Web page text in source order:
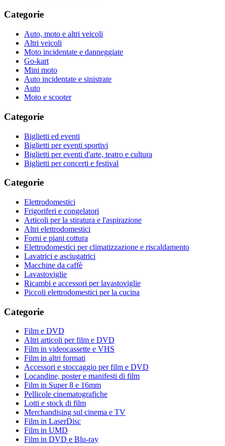
Categorie
Auto, moto e altri veicoli
Altri veicoli
Moto incidentate e danneggiate
Go-kart
Mini moto
Auto incidentate e sinistrate
Auto
Moto e scooter
Categorie
Biglietti ed eventi
Biglietti per eventi sportivi
Biglietti per eventi d'arte, teatro e cultura
Biglietti per concerti e festival
Categorie
Elettrodomestici
Frigoriferi e congelatori
Articoli per la stiratura e l'aspirazione
Altri elettrodomestici
Forni e piani cottura
Elettrodomestici per climatizzazione e riscaldamento
Lavatrici e asciugatrici
Macchine da caffè
Lavastoviglie
Ricambi e accessori per lavastoviglie
Piccoli elettrodomestici per la cucina
Categorie
Film e DVD
Altri articoli per film e DVD
Film in videocassette e VHS
Film in altri formati
Accessori e stoccaggio per film e DVD
Locandine, poster e manifesti di film
Film in Super 8 e 16mm
Pellicole cinematografiche
Lotti e stock di film
Merchandising sul cinema e TV
Film in LaserDisc
Film in UMD
Film in DVD e Blu-ray